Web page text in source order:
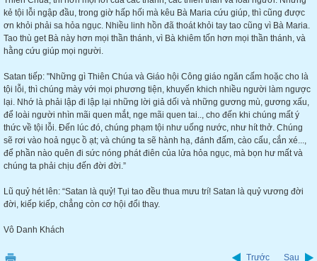
kẻ tội lỗi ngập đầu, trong giờ hấp hối mà kêu Bà Maria cứu giúp, thì cũng được
ơn khỏi phải sa hỏa ngục. Nhiều linh hồn đã thoát khỏi tay tao cũng vì Bà Maria.
Tao thù get Bà này hơn mọi thần thánh, vì Bà khiêm tốn hơn mọi thần thánh, và
hằng cứu giúp mọi người.
Satan tiếp: "Những gì Thiên Chúa và Giáo hội Công giáo ngăn cấm hoặc cho là
tội lỗi, thì chúng mày với mọi phương tiện, khuyến khich nhiều người làm ngược
lại. Nhớ là phải lập đi lập lại những lời giả dối và những gương mù, gương xấu,
để loài người nhìn mãi quen mắt, nge mãi quen tai.., cho đến khi chúng mất ý
thức về tội lỗi. Đến lúc đó, chúng phạm tội như uống nước, như hít thở. Chúng
sẽ rơi vào hoả ngục ồ ạt; và chúng ta sẽ hành hạ, đánh đấm, cào cấu, cắn xé...,
để phần nào quên đi sức nóng phát điên của lửa hỏa ngục, mà bọn hư mất và
chúng ta phải chịu đến đời đời.”
Lũ quỷ hét lên: “Satan là quỷ! Tụi tao đều thua mưu trí! Satan là quỷ vương đời
đời, kiếp kiếp, chẳng còn cơ hội đổi thay.
Vô Danh Khách
Trước Sau